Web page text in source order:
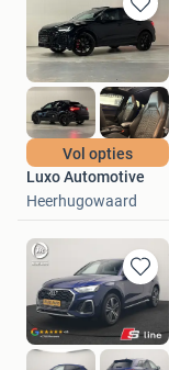
in
Mijn
Vol opties
Luxo Automotive
Heerhugowaard
Bewaren
in
Mijn